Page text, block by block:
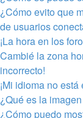
¿Cómo evito que
de usuarios
¡La hora en los
Cambié la zona
incorrecto!
¡Mi idioma no está
¿Qué es la
¿Cómo puedo